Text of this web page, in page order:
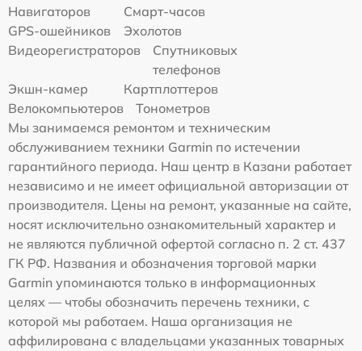
Навигаторов
Смарт-часов
GPS-ошейников
Эхолотов
Видеорегистраторов
Спутниковых
телефонов
Экшн-камер
Картплоттеров
Велокомпьютеров
Тонометров
Мы занимаемся ремонтом и техническим
обслуживанием техники Garmin по истечении
гарантийного периода. Наш центр в Казани работает
независимо и не имеет официальной авторизации от
производителя. Цены на ремонт, указанные на сайте,
носят исключительно ознакомительный характер и
не являются публичной офертой согласно п. 2 ст. 437
ГК РФ. Названия и обозначения торговой марки
Garmin упоминаются только в информационных
целях — чтобы обозначить перечень техники, с
которой мы работаем. Наша организация не
аффилирована с владельцами указанных товарных